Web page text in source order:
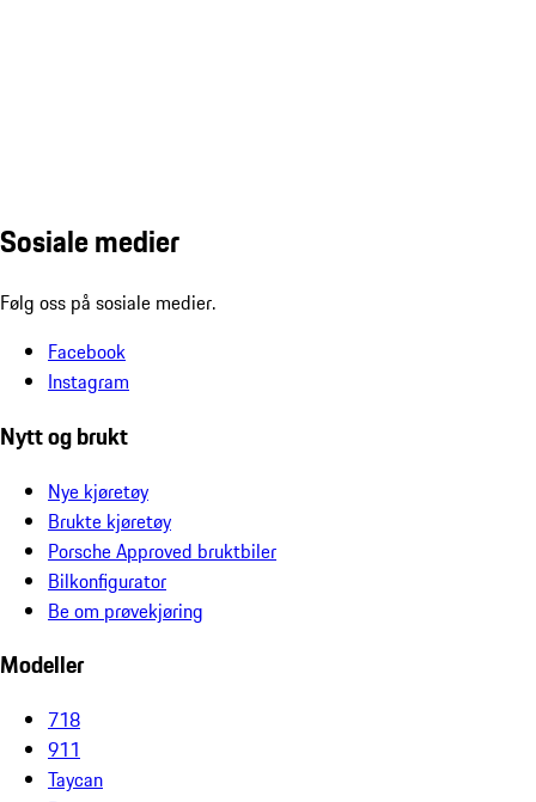
Sosiale medier
Følg oss på sosiale medier.
Facebook
Instagram
Nytt og brukt
Nye kjøretøy
Brukte kjøretøy
Porsche Approved bruktbiler
Bilkonfigurator
Be om prøvekjøring
Modeller
718
911
Taycan